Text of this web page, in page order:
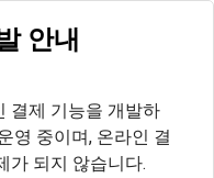
입
안내
결제 기능을 개발하
영 중이며, 온라인 결
가 되지 않습니다.